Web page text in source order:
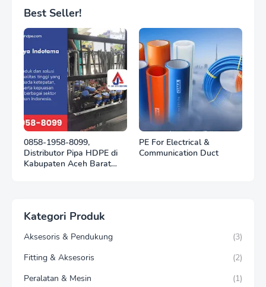
Best Seller!
0858-1958-8099,
Distributor Pipa HDPE di
Kabupaten Aceh Barat
PE For Electrical &
Communication Duct
Kategori Produk
Aksesoris & Pendukung
(3)
Fitting & Aksesoris
(2)
Peralatan & Mesin
(1)